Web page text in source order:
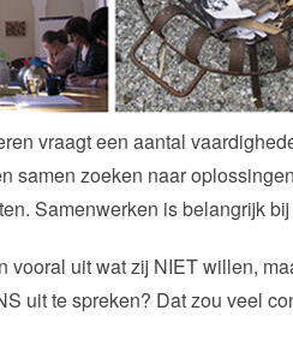
vraagt een aantal
samen zoeken naar
Samenwerken is belangrijk
vooral uit wat zij NIET willen,
uit te spreken? Dat zou veel